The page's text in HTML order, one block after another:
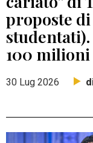
proposte
100 milioni
30 Lug 2026